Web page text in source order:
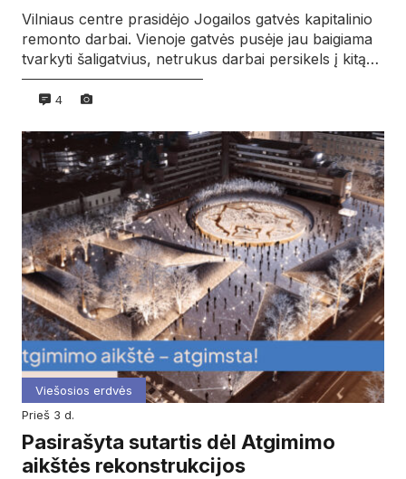
Vilniaus centre prasidėjo Jogailos gatvės kapitalinio
remonto darbai. Vienoje gatvės pusėje jau baigiama
tvarkyti šaligatvius, netrukus darbai persikels į kitą…
4
Viešosios erdvės
prieš 3 d.
Pasirašyta sutartis dėl Atgimimo
aikštės rekonstrukcijos